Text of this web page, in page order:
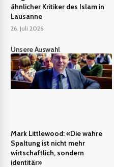
ähnlicher Kritiker des Islam in
Lausanne
26. Juli 2026
Unsere Auswahl
Mark Littlewood: «Die wahre
Spaltung ist nicht mehr
wirtschaftlich, sondern
identitär»